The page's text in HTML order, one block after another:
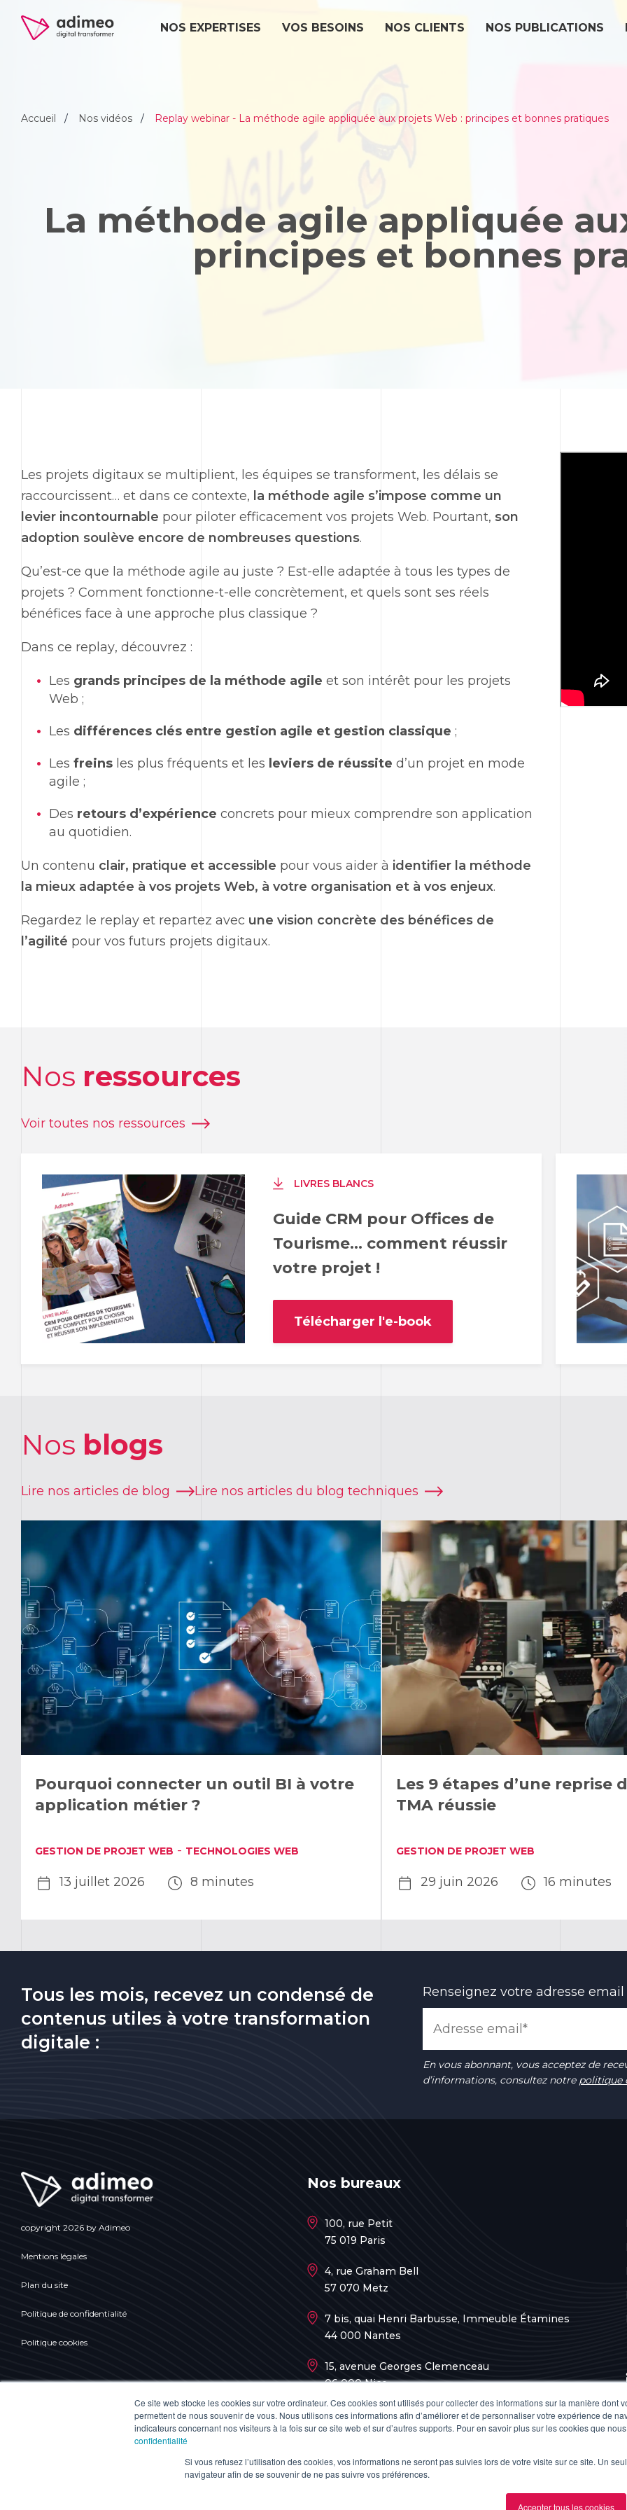
Ce site web stocke les cookies sur votre ordinateur. Ces cookies sont utilisés pour collecter des informations sur la manière dont
permettent de nous souvenir de vous. Nous utilisons ces informations afin d’améliorer et de personnaliser votre expérience de
indicateurs concernant nos visiteurs à la fois sur ce site web et sur d’autres supports. Pour en savoir plus sur les cookies que
confidentialité
Si vous refusez l’utilisation des cookies, vos informations ne seront pas suivies lors de votre visite sur ce site. Un
navigateur afin de se souvenir de ne pas suivre vos préférences.
Accepter tous les cookies
NOS EXPERTISES VOS BESOINS NOS CLIENTS NOS PUBLICATIONS
Accueil Nos vidéos Replay webinar - La méthode agile appliquée aux projets Web : principes et bonnes pratiques
La méthode agile appliquée
principes et bonnes
Les projets digitaux se multiplient, les équipes se transforment, les délais se
raccourcissent… et dans ce contexte, la méthode agile s’impose comme un
levier incontournable pour piloter efficacement vos projets Web. Pourtant, son
adoption soulève encore de nombreuses questions.
Qu’est-ce que la méthode agile au juste ? Est-elle adaptée à tous les types de
projets ? Comment fonctionne-t-elle concrètement, et quels sont ses réels
bénéfices face à une approche plus classique ?
Dans ce replay, découvrez :
Les grands principes de la méthode agile et son intérêt pour les projets
Web ;
Les différences clés entre gestion agile et gestion classique ;
Les freins les plus fréquents et les leviers de réussite d’un projet en mode
agile ;
Des retours d’expérience concrets pour mieux comprendre son application
au quotidien.
Un contenu clair, pratique et accessible pour vous aider à identifier la méthode
la mieux adaptée à vos projets Web, à votre organisation et à vos enjeux.
Regardez le replay et repartez avec une vision concrète des bénéfices de
l’agilité pour vos futurs projets digitaux.
Nos ressources
Voir toutes nos ressources
LIVRES BLANCS
Guide CRM pour Offices de
Tourisme... comment réussir
votre projet !
Télécharger l'e-book
Nos blogs
Lire nos articles de blog Lire nos articles du blog techniques
Pourquoi connecter un outil BI à votre
application métier ?
GESTION DE PROJET WEB - TECHNOLOGIES WEB
13 juillet 2026 8 minutes
Les 9 étapes d’une reprise
TMA réussie
GESTION DE PROJET WEB
29 juin 2026 16 minutes
Tous les mois, recevez un condensé de
contenus utiles à votre transformation
digitale :
Renseignez votre adresse email
En vous abonnant, vous acceptez de
d’informations, consultez notre politique
copyright 2026 by Adimeo
Mentions légales
Plan du site
Politique de confidentialité
Politique cookies
Nos bureaux
100, rue Petit
75 019 Paris
4, rue Graham Bell
57 070 Metz
7 bis, quai Henri Barbusse, Immeuble Étamines
44 000 Nantes
15, avenue Georges Clemenceau
06 000 Nice
60, rue Bernard Giraudeau
34 080 Montpellier
59, rue Nationale
59 800 Lille